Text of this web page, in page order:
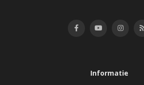
Informatie